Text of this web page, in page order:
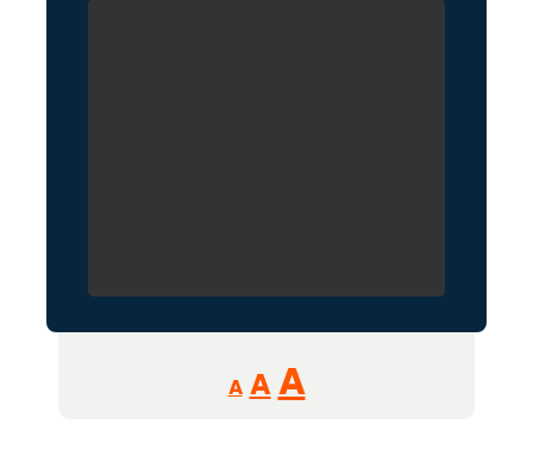
A
Reducir
tamaño
A Restablecer
AAumentar